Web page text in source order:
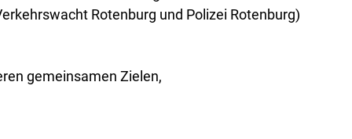
Rotenburg und Polizei Rotenburg)
gemeinsamen Zielen,